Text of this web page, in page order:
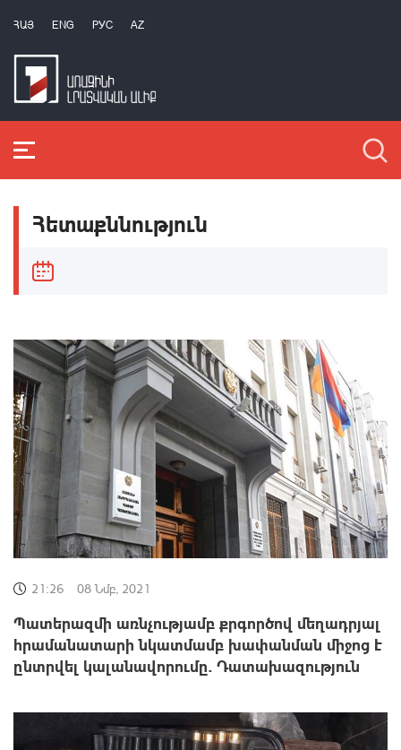
ՀԱՅ ENG РУС AZ
Հետաքննություն
21:26 08 Նմբ, 2021
Պատերազմի առնչությամբ քրգործով մեղադրյալ
հրամանատարի նկատմամբ խափանման միջոց է
ընտրվել կալանավորումը. Դատախազություն